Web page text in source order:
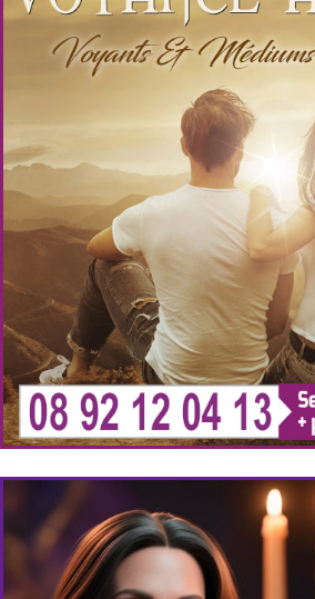
Cabinet Voyance
Consultation de voyance en ligne
sérieuse et de qualité.